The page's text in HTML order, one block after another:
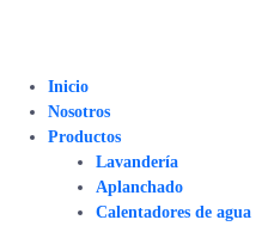
Inicio
Nosotros
Productos
Lavandería
Aplanchado
Calentadores de agua